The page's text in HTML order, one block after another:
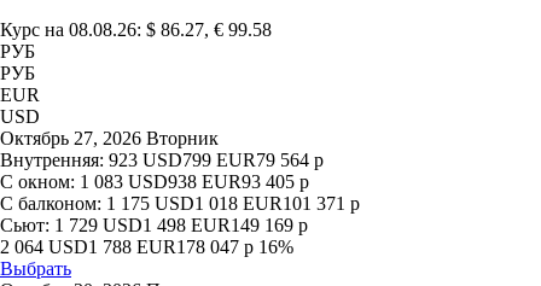
Курс на 08.08.26: $ 86.27, € 99.58
РУБ
РУБ
EUR
USD
Октябрь 27, 2026 Вторник
Внутренняя: 923 USD799 EUR79 564 р
С окном: 1 083 USD938 EUR93 405 р
С балконом: 1 175 USD1 018 EUR101 371 р
Сьют: 1 729 USD1 498 EUR149 169 р
2 064 USD1 788 EUR178 047 р 16%
Выбрать